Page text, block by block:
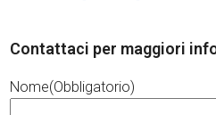
Contattaci per maggiori
Nome(Obbligatorio)